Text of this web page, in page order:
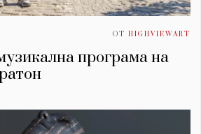
ОТ HIGHVIEWART
програма на